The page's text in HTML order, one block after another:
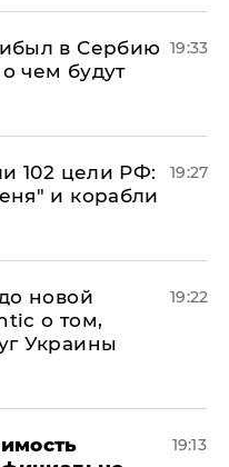
в Сербию
чем будут
19:33
102 цели РФ:
и корабли
19:27
новой
о том,
Украины
19:22
19:13